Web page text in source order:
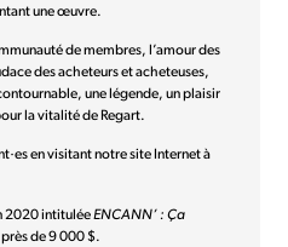
une œuvre.
de membres, l’amour des
des acheteurs et acheteuses,
une légende, un plaisir
la vitalité de Regart.
en visitant notre site Internet à
2020 intituléeENCANN’ : Ça
de 9 000 $.